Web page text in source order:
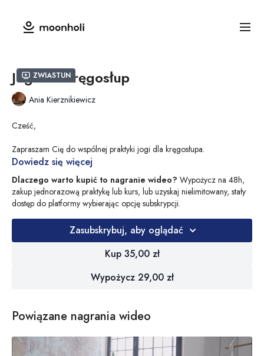
Zwiastun
Joga na kręgosłup
Ania Kierznikiewicz
Cześć,
Zapraszam Cię do wspólnej praktyki jogi dla kręgosłupa.
Kręgosłup to fundament, dzięki któremu jesteśmy w stanie swobodnie
się poruszać.
Kręgosłup uwielbia ruch i oddech dlatego też przygotowana przeze
mnie sekwencja pomoże Ci rozruszać kręgosłup we wszystkich jego
Z ważnością zadbaj o każdą część kręgosłupa. Wykonując tą praktykę
Dostosuj każdą asanę i szybkość przejść do siebie. Pozostaw
komentarz jeżeli masz jakiekolwiek pytanie na temat jogi lub tej
praktyki. Mam nadzieje, że Ci się spodoba! Do zobaczenia na macie!
Dowiedz się więcej
Dlaczego warto kupić to nagranie wideo? Wypożycz na 48h,
zakup jednorazową praktykę lub kurs, lub uzyskaj nielimitowany, stały
dostęp do platformy wybierając opcję subskrypcji.
Zasubskrybuj, aby oglądać
Kup 35,00 zł
Wypożycz 29,00 zł
Powiązane nagrania wideo